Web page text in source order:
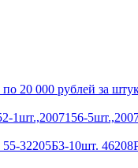
20 000 рублей за
32205Б3-10шт.